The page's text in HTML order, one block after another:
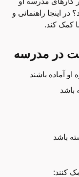
در اینجا راهنمائی و
کمک کند.
در مدرسه
آماده باشند
باشد
باشد
کنند: